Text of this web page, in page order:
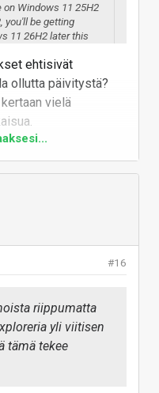
on Windows 11 25H2
you'll be getting
11 26H2 later this
probably
Copilot in File
a new Windows
by Copilot, called
ehtisivät
ollutta päivitystä?
vielä
#16
riippumatta
yli viitisen
tämä tekee